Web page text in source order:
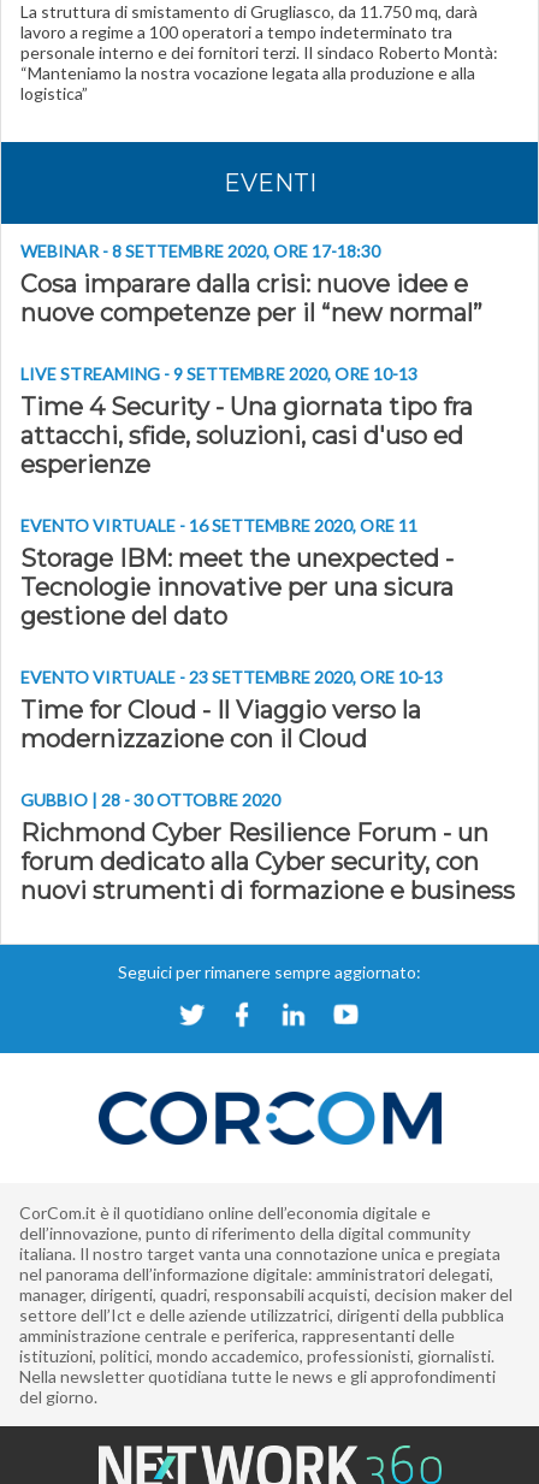
La struttura di smistamento di Grugliasco, da 11.750 mq, darà
lavoro a regime a 100 operatori a tempo indeterminato tra
personale interno e dei fornitori terzi. Il sindaco Roberto Montà:
“Manteniamo la nostra vocazione legata alla produzione e alla
logistica”
EVENTI
WEBINAR - 8 SETTEMBRE 2020, ORE 17-18:30
Cosa imparare dalla crisi: nuove idee e
nuove competenze per il “new normal”
LIVE STREAMING - 9 SETTEMBRE 2020, ORE 10-13
Time 4 Security - Una giornata tipo fra
attacchi, sfide, soluzioni, casi d'uso ed
esperienze
EVENTO VIRTUALE - 16 SETTEMBRE 2020, ORE 11
Storage IBM: meet the unexpected -
Tecnologie innovative per una sicura
gestione del dato
EVENTO VIRTUALE - 23 SETTEMBRE 2020, ORE 10-13
Time for Cloud - Il Viaggio verso la
modernizzazione con il Cloud
GUBBIO | 28 - 30 OTTOBRE 2020
Richmond Cyber Resilience Forum - un
forum dedicato alla Cyber security, con
nuovi strumenti di formazione e business
Seguici per rimanere sempre aggiornato:
CorCom.it è il quotidiano online dell’economia digitale e
dell’innovazione, punto di riferimento della digital community
italiana. Il nostro target vanta una connotazione unica e pregiata
nel panorama dell’informazione digitale: amministratori delegati,
manager, dirigenti, quadri, responsabili acquisti, decision maker del
settore dell’Ict e delle aziende utilizzatrici, dirigenti della pubblica
amministrazione centrale e periferica, rappresentanti delle
istituzioni, politici, mondo accademico, professionisti, giornalisti.
Nella newsletter quotidiana tutte le news e gli approfondimenti
del giorno.